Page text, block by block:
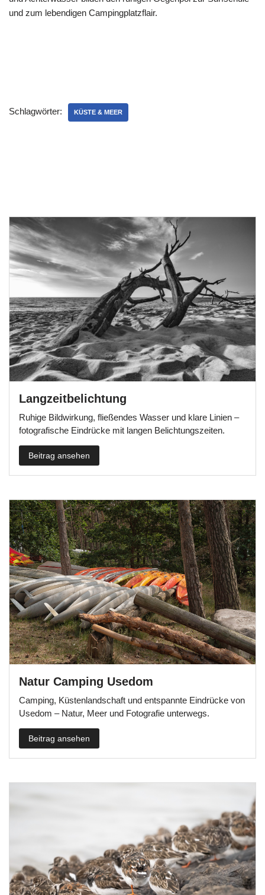
und zum lebendigen Campingplatzflair.
Schlagwörter: KÜSTE & MEER
Langzeitbelichtung
Ruhige Bildwirkung, fließendes Wasser und klare Linien –
fotografische Eindrücke mit langen Belichtungszeiten.
Beitrag ansehen
Natur Camping Usedom
Camping, Küstenlandschaft und entspannte Eindrücke von
Usedom – Natur, Meer und Fotografie unterwegs.
Beitrag ansehen